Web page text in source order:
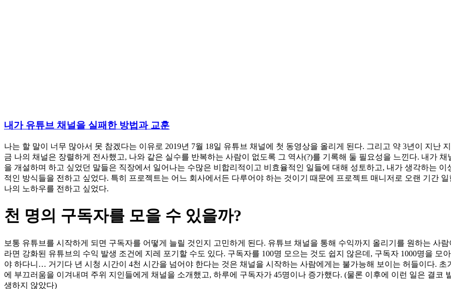
내가 유튜브 채널을 실패한 방법과 교훈
나는 할 말이 너무 많아서 못 참겠다는 이유로 2019년 7월 18일 유튜브 채널에 첫 동영상을 올리게 된다. 그리고 약 3년이 지난 지
금 나의 채널은 장렬하게 전사했고, 나와 같은 실수를 반복하는 사람이 없도록 그 역사(?)를 기록해 둘 필요성을 느낀다. 내가 채
을 개설하며 하고 싶었던 말들은 직장에서 일어나는 수많은 비합리적이고 비효율적인 일들에 대해 성토하고, 내가 생각하는 이
적인 방식들을 전하고 싶었다. 특히 프로젝트는 어느 회사에서든 다루어야 하는 것이기 때문에 프로젝트 매니저로 오랜 기간 일
나의 노하우를 전하고 싶었다.
천 명의 구독자를 모을 수 있을까?
보통 유튜브를 시작하게 되면 구독자를 어떻게 늘릴 것인지 고민하게 된다. 유튜브 채널을 통해 수익까지 올리기를 원하는 사람
라면 강화된 유튜브의 수익 발생 조건에 지레 포기할 수도 있다. 구독자를 100명 모으는 것도 쉽지 않은데, 구독자 1000명을 모아
야 하다니… 거기다 년 시청 시간이 4천 시간을 넘어야 한다는 것은 채널을 시작하는 사람에게는 불가능해 보이는 허들이다. 초기
에 부끄러움을 이겨내며 주위 지인들에게 채널을 소개했고, 하루에 구독자가 45명이나 증가했다. (물론 이후에 이런 일은 결코
생하지 않았다)